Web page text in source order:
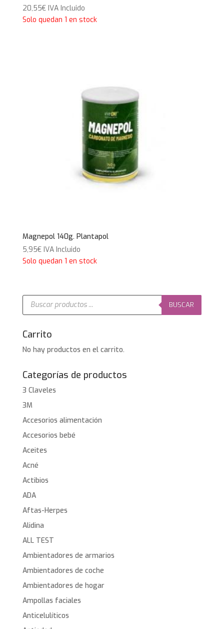
20,55€ IVA Incluido
Solo quedan 1 en stock
Magnepol 140g. Plantapol
5,95€ IVA Incluido
Solo quedan 1 en stock
Búsqueda
productos
BUSCAR
Carrito
No hay productos en el carrito.
Categorías de productos
3 Claveles
3M
Accesorios alimentación
Accesorios bebé
Aceites
Acné
Actibios
ADA
Aftas-Herpes
Alidina
ALL TEST
Ambientadores de armarios
Ambientadores de coche
Ambientadores de hogar
Ampollas faciales
Anticelulíticos